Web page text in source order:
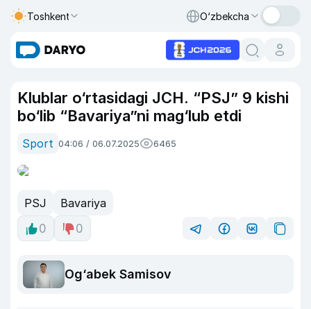
Toshkent O‘zbekcha
Klublar o‘rtasidagi JCH. “PSJ” 9 kishi
bo‘lib “Bavariya”ni mag‘lub etdi
Sport 04:06 / 06.07.2025 6465
PSJ
Bavariya
0
0
Og‘abek Samisov